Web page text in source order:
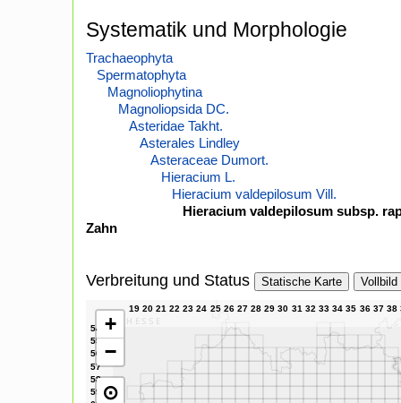
Systematik und Morphologie
Trachaeophyta
Spermatophyta
Magnoliophytina
Magnoliopsida DC.
Asteridae Takht.
Asterales Lindley
Asteraceae Dumort.
Hieracium L.
Hieracium valdepilosum Vill.
Hieracium valdepilosum subsp.
Zahn
Verbreitung und Status Statische Karte Vollbild
+
−
⊙